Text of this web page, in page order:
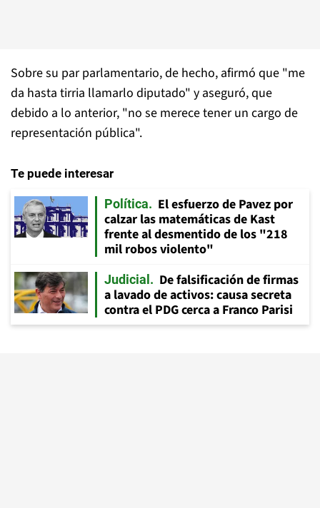
Sobre su par parlamentario, de hecho, afirmó que "me
da hasta tirria llamarlo diputado" y aseguró, que
debido a lo anterior, "no se merece tener un cargo de
representación pública".
Te puede interesar
Política
El esfuerzo de Pavez por
calzar las matemáticas de Kast
frente al desmentido de los "218
mil robos violento"
Judicial
De falsificación de firmas
a lavado de activos: causa secreta
contra el PDG cerca a Franco Parisi